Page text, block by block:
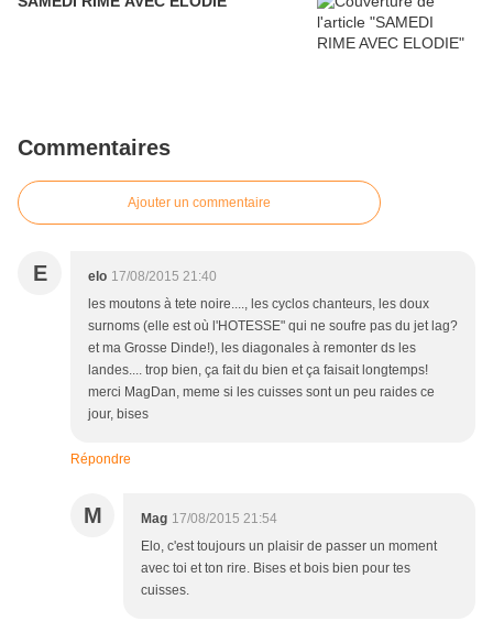
Commentaires
Ajouter un commentaire
E elo 17/08/2015 21:40
les moutons à tete noire...., les cyclos chanteurs, les doux
surnoms (elle est où l'HOTESSE" qui ne soufre pas du jet lag?
et ma Grosse Dinde!), les diagonales à remonter ds les
landes.... trop bien, ça fait du bien et ça faisait longtemps!
merci MagDan, meme si les cuisses sont un peu raides ce
jour, bises
Répondre
M Mag 17/08/2015 21:54
Elo, c'est toujours un plaisir de passer un moment
avec toi et ton rire. Bises et bois bien pour tes
cuisses.